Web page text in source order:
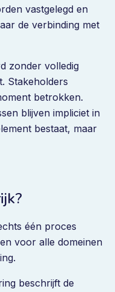
vastgelegd en
de verbinding met
zonder volledig
Stakeholders
betrokken.
blijven impliciet in
bestaat, maar
één proces
voor alle domeinen
beschrijft de